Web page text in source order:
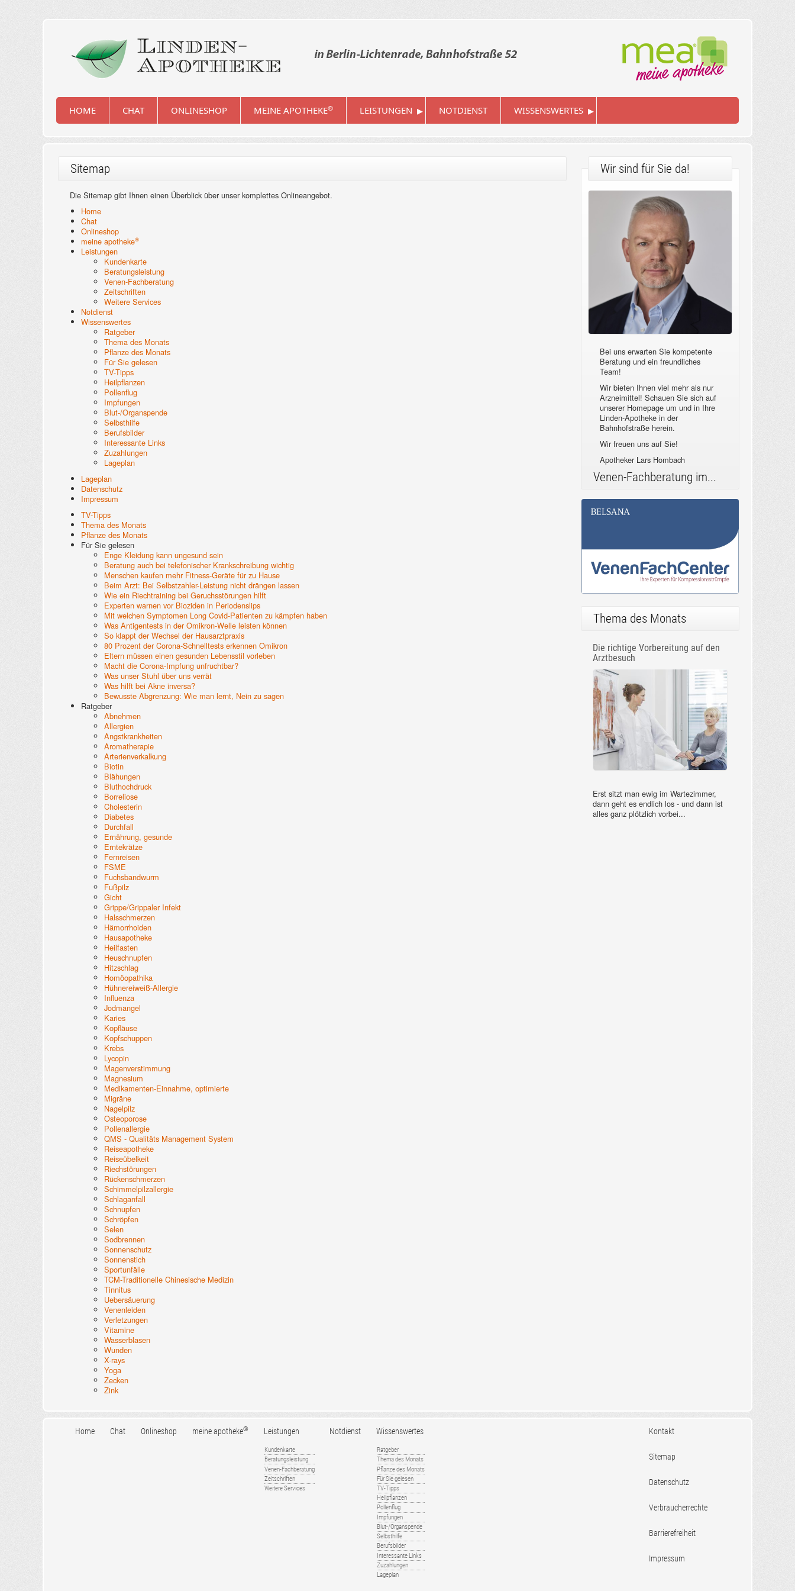
HOME CHAT ONLINESHOP MEINE APOTHEKE® LEISTUNGEN ▸ NOTDIENST WISSENSWERTES ▸
Sitemap
Die Sitemap gibt Ihnen einen Überblick über unser komplettes Onlineangebot.
Home
Chat
Onlineshop
meine apotheke®
Leistungen
Kundenkarte
Beratungsleistung
Venen-Fachberatung
Zeitschriften
Weitere Services
Notdienst
Wissenswertes
Ratgeber
Thema des Monats
Pflanze des Monats
Für Sie gelesen
TV-Tipps
Heilpflanzen
Pollenflug
Impfungen
Blut-/Organspende
Selbsthilfe
Berufsbilder
Interessante Links
Zuzahlungen
Lageplan
Lageplan
Datenschutz
Impressum
TV-Tipps
Thema des Monats
Pflanze des Monats
Für Sie gelesen
Enge Kleidung kann ungesund sein
Beratung auch bei telefonischer Krankschreibung wichtig
Menschen kaufen mehr Fitness-Geräte für zu Hause
Beim Arzt: Bei Selbstzahler-Leistung nicht drängen lassen
Wie ein Riechtraining bei Geruchsstörungen hilft
Experten warnen vor Bioziden in Periodenslips
Mit welchen Symptomen Long Covid-Patienten zu kämpfen haben
Was Antigentests in der Omikron-Welle leisten können
So klappt der Wechsel der Hausarztpraxis
80 Prozent der Corona-Schnelltests erkennen Omikron
Eltern müssen einen gesunden Lebensstil vorleben
Macht die Corona-Impfung unfruchtbar?
Was unser Stuhl über uns verrät
Was hilft bei Akne inversa?
Bewusste Abgrenzung: Wie man lernt, Nein zu sagen
Ratgeber
Abnehmen
Allergien
Angstkrankheiten
Aromatherapie
Arterienverkalkung
Biotin
Blähungen
Bluthochdruck
Borreliose
Cholesterin
Diabetes
Durchfall
Ernährung, gesunde
Erntekrätze
Fernreisen
FSME
Fuchsbandwurm
Fußpilz
Gicht
Grippe/Grippaler Infekt
Halsschmerzen
Hämorrhoiden
Hausapotheke
Heilfasten
Heuschnupfen
Hitzschlag
Homöopathika
Hühnereiweiß-Allergie
Influenza
Jodmangel
Karies
Kopfläuse
Kopfschuppen
Krebs
Lycopin
Magenverstimmung
Magnesium
Medikamenten-Einnahme, optimierte
Migräne
Nagelpilz
Osteoporose
Pollenallergie
QMS - Qualitäts Management System
Reiseapotheke
Reiseübelkeit
Riechstörungen
Rückenschmerzen
Schimmelpilzallergie
Schlaganfall
Schnupfen
Schröpfen
Selen
Sodbrennen
Sonnenschutz
Sonnenstich
Sportunfälle
TCM-Traditionelle Chinesische Medizin
Tinnitus
Uebersäuerung
Venenleiden
Verletzungen
Vitamine
Wasserblasen
Wunden
X-rays
Yoga
Zecken
Zink
Wir sind für Sie da!
Bei uns erwarten Sie kompetente
Beratung und ein freundliches
Team!
Wir bieten Ihnen viel mehr als nur
Arzneimittel! Schauen Sie sich auf
unserer Homepage um und in Ihre
Linden-Apotheke in der
Bahnhofstraße herein.
Wir freuen uns auf Sie!
Apotheker Lars Hombach
Venen-Fachberatung im...
Thema des Monats
Die richtige Vorbereitung auf den
Arztbesuch
Erst sitzt man ewig im Wartezimmer,
dann geht es endlich los - und dann ist
alles ganz plötzlich vorbei...
Home Chat Onlineshop meine apotheke® Leistungen
Kundenkarte
Beratungsleistung
Venen-Fachberatung
Zeitschriften
Weitere Services
Notdienst Wissenswertes
Ratgeber
Thema des Monats
Pflanze des Monats
Für Sie gelesen
TV-Tipps
Heilpflanzen
Pollenflug
Impfungen
Blut-/Organspende
Selbsthilfe
Berufsbilder
Interessante Links
Zuzahlungen
Lageplan
Kontakt
Sitemap
Datenschutz
Verbraucherrechte
Barrierefreiheit
Impressum